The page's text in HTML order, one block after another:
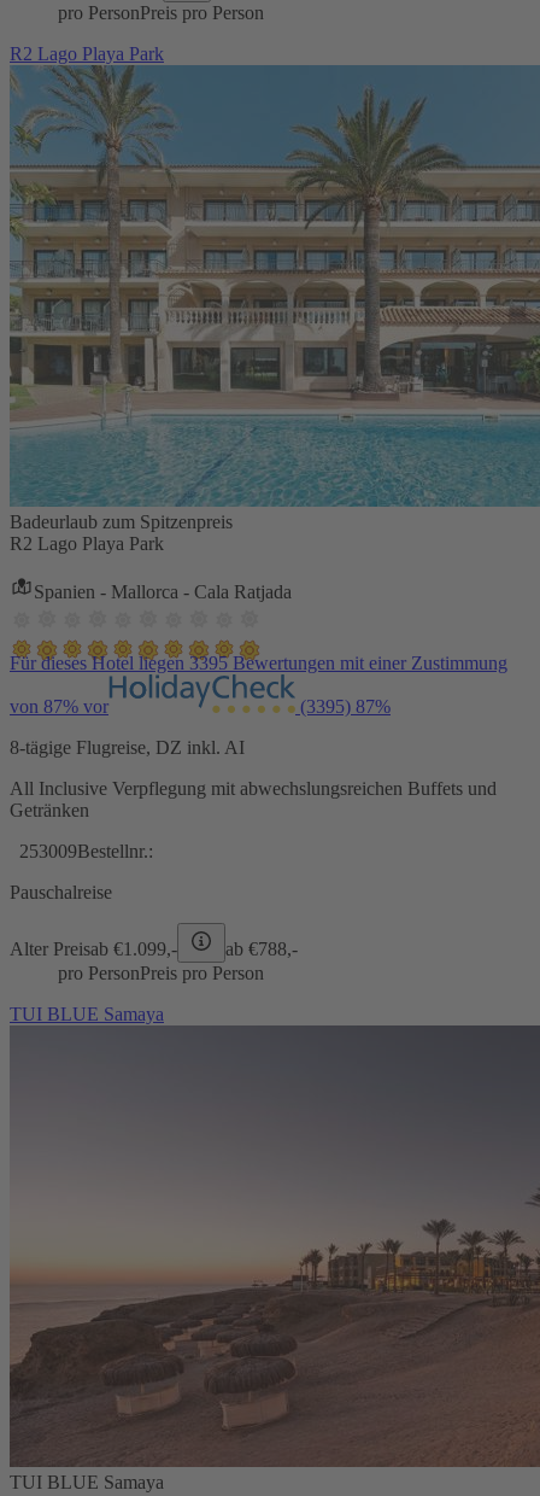
pro PersonPreis pro Person
R2 Lago Playa Park
Badeurlaub zum Spitzenpreis
R2 Lago Playa Park
Spanien - Mallorca - Cala Ratjada
Für dieses Hotel liegen 3395 Bewertungen mit einer Zustimmung
von 87% vor (3395) 87%
8-tägige Flugreise, DZ inkl. AI
All Inclusive Verpflegung mit abwechslungsreichen Buffets und
Getränken
253009Bestellnr.:
Pauschalreise
Alter Preisab €1.099,- ab €788,-
pro PersonPreis pro Person
TUI BLUE Samaya
TUI BLUE Samaya